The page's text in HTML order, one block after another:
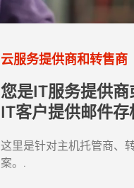
云服务提供商和转售商
您是IT服务提供
IT客户提供邮件存
这里是针对主机托管商、
案。.